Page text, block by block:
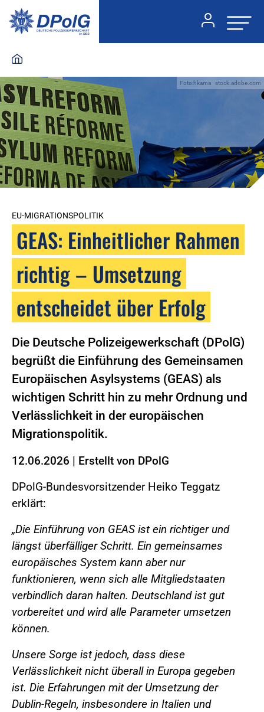
Foto:hkama - stock.adobe.com
EU-MIGRATIONSPOLITIK
GEAS: Einheitlicher Rahmen
richtig – Umsetzung
entscheidet über Erfolg
Die Deutsche Polizeigewerkschaft (DPolG)
begrüßt die Einführung des Gemeinsamen
Europäischen Asylsystems (GEAS) als
wichtigen Schritt hin zu mehr Ordnung und
Verlässlichkeit in der europäischen
Migrationspolitik.
12.06.2026 | Erstellt von DPolG
DPolG-Bundesvorsitzender Heiko Teggatz
erklärt:
„Die Einführung von GEAS ist ein richtiger und
längst überfälliger Schritt. Ein gemeinsames
europäisches System kann aber nur
funktionieren, wenn sich alle Mitgliedstaaten
verbindlich daran halten. Deutschland ist gut
vorbereitet und wird alle Parameter umsetzen
können.
Unsere Sorge ist jedoch, dass diese
Verlässlichkeit nicht überall in Europa gegeben
ist. Die Erfahrungen mit der Umsetzung der
Dublin-Regeln, insbesondere in Italien und